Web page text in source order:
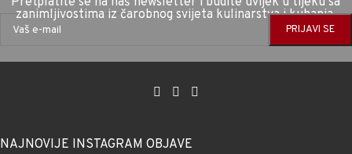
zanimljivostima iz čarobnog svijeta kulinarstva i kuhanja.
NAJNOVIJE INSTAGRAM OBJAVE